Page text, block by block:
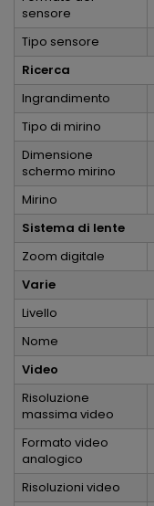
sensore
Tipo sensore
Ricerca
Ingrandimento
Tipo di mirino
Dimensione
schermo mirino
Mirino
Sistema di lente
Zoom digitale
Varie
Livello
Nome
Video
Risoluzione
massima video
Formato video
analogico
Risoluzioni video